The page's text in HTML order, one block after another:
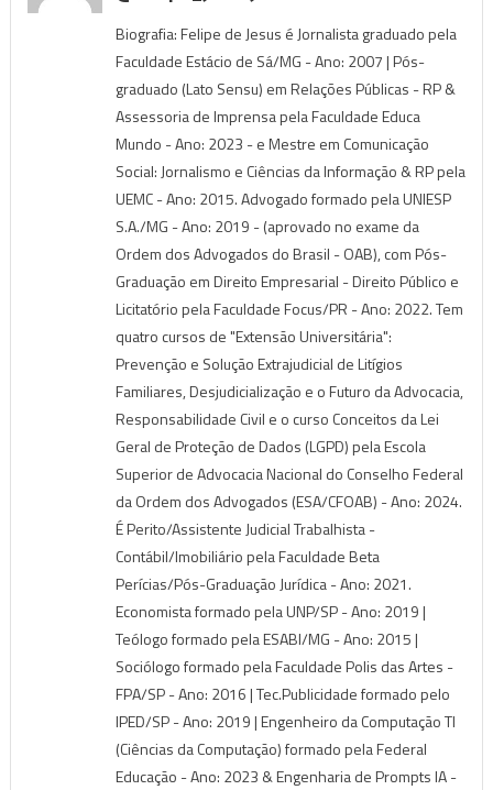
Biografia: Felipe de Jesus é Jornalista graduado pela
Faculdade Estácio de Sá/MG - Ano: 2007 | Pós-
graduado (Lato Sensu) em Relações Públicas - RP &
Assessoria de Imprensa pela Faculdade Educa
Mundo - Ano: 2023 - e Mestre em Comunicação
Social: Jornalismo e Ciências da Informação & RP pela
UEMC - Ano: 2015. Advogado formado pela UNIESP
S.A./MG - Ano: 2019 - (aprovado no exame da
Ordem dos Advogados do Brasil - OAB), com Pós-
Graduação em Direito Empresarial - Direito Público e
Licitatório pela Faculdade Focus/PR - Ano: 2022. Tem
quatro cursos de "Extensão Universitária":
Prevenção e Solução Extrajudicial de Litígios
Familiares, Desjudicialização e o Futuro da Advocacia,
Responsabilidade Civil e o curso Conceitos da Lei
Geral de Proteção de Dados (LGPD) pela Escola
Superior de Advocacia Nacional do Conselho Federal
da Ordem dos Advogados (ESA/CFOAB) - Ano: 2024.
É Perito/Assistente Judicial Trabalhista -
Contábil/Imobiliário pela Faculdade Beta
Perícias/Pós-Graduação Jurídica - Ano: 2021.
Economista formado pela UNP/SP - Ano: 2019 |
Teólogo formado pela ESABI/MG - Ano: 2015 |
Sociólogo formado pela Faculdade Polis das Artes -
FPA/SP - Ano: 2016 | Tec.Publicidade formado pelo
IPED/SP - Ano: 2019 | Engenheiro da Computação TI
(Ciências da Computação) formado pela Federal
Educação - Ano: 2023 & Engenharia de Prompts IA -